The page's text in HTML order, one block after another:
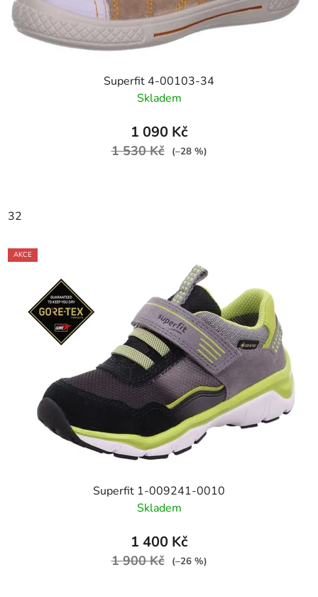
Superfit 4-00103-34
Skladem
1 090 Kč
1 530 Kč (–28 %)
32
AKCE
Superfit 1-009241-0010
Skladem
1 400 Kč
1 900 Kč (–26 %)